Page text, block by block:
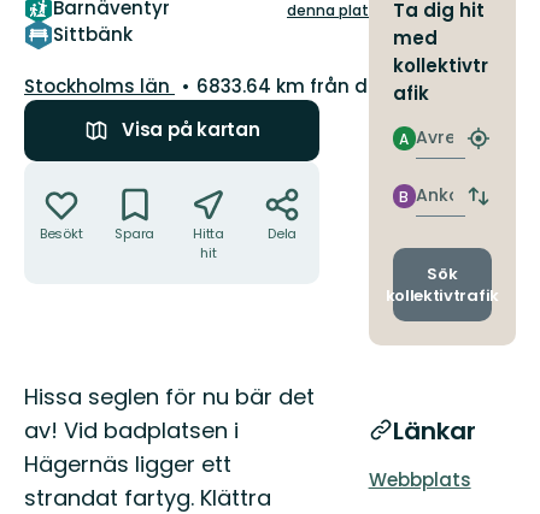
Barnäventyr
Sittbänk
denna plats!
Län:
Stockholms län
6833.64 km från dig
Visa på kartan
Besökt Spara
Hitta
hit
Dela
Beskrivning
Hissa seglen för nu bär det
av! Vid badplatsen i
Hägernäs ligger ett
strandat fartyg. Klättra
Ta dig hit
med
kollektivtr
afik
Avresa
A
Hitta
Ankomst
B
Byt
och
Sök
kollektivtrafik
Länkar
Webbplats